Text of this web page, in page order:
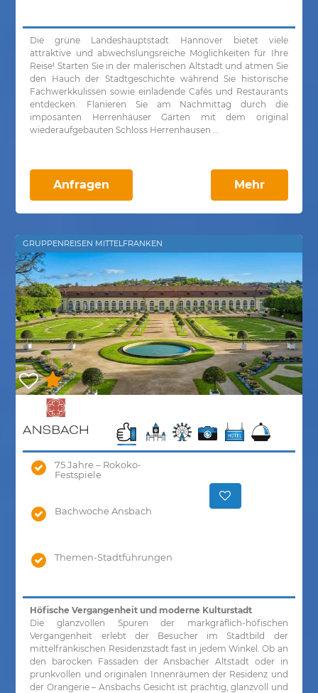
Die grüne Landeshauptstadt Hannover bietet viele
attraktive und abwechslungsreiche Möglichkeiten für Ihre
Reise! Starten Sie in der malerischen Altstadt und atmen Sie
den Hauch der Stadtgeschichte während Sie historische
Fachwerkkulissen sowie einladende Cafés und Restaurants
entdecken. Flanieren Sie am Nachmittag durch die
imposanten Herrenhäuser Gärten mit dem original
wiederaufgebauten Schloss Herrenhausen ...
Anfragen Mehr
GRUPPENREISEN MITTELFRANKEN
75 Jahre – Rokoko-
Festspiele
Bachwoche Ansbach
Themen-Stadtführungen
Höfische Vergangenheit und moderne Kulturstadt
Die glanzvollen Spuren der markgräflich-höfischen
Vergangenheit erlebt der Besucher im Stadtbild der
mittelfränkischen Residenzstadt fast in jedem Winkel. Ob an
den barocken Fassaden der Ansbacher Altstadt oder in
prunkvollen und originalen Innenräumen der Residenz und
der Orangerie – Ansbachs Gesicht ist prächtig, glanzvoll und